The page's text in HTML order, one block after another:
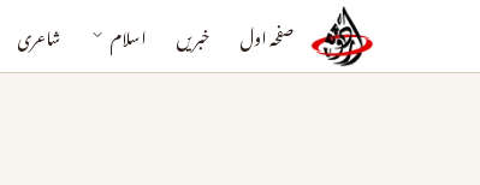
صفحہ اول خبریں اسلام شاعری